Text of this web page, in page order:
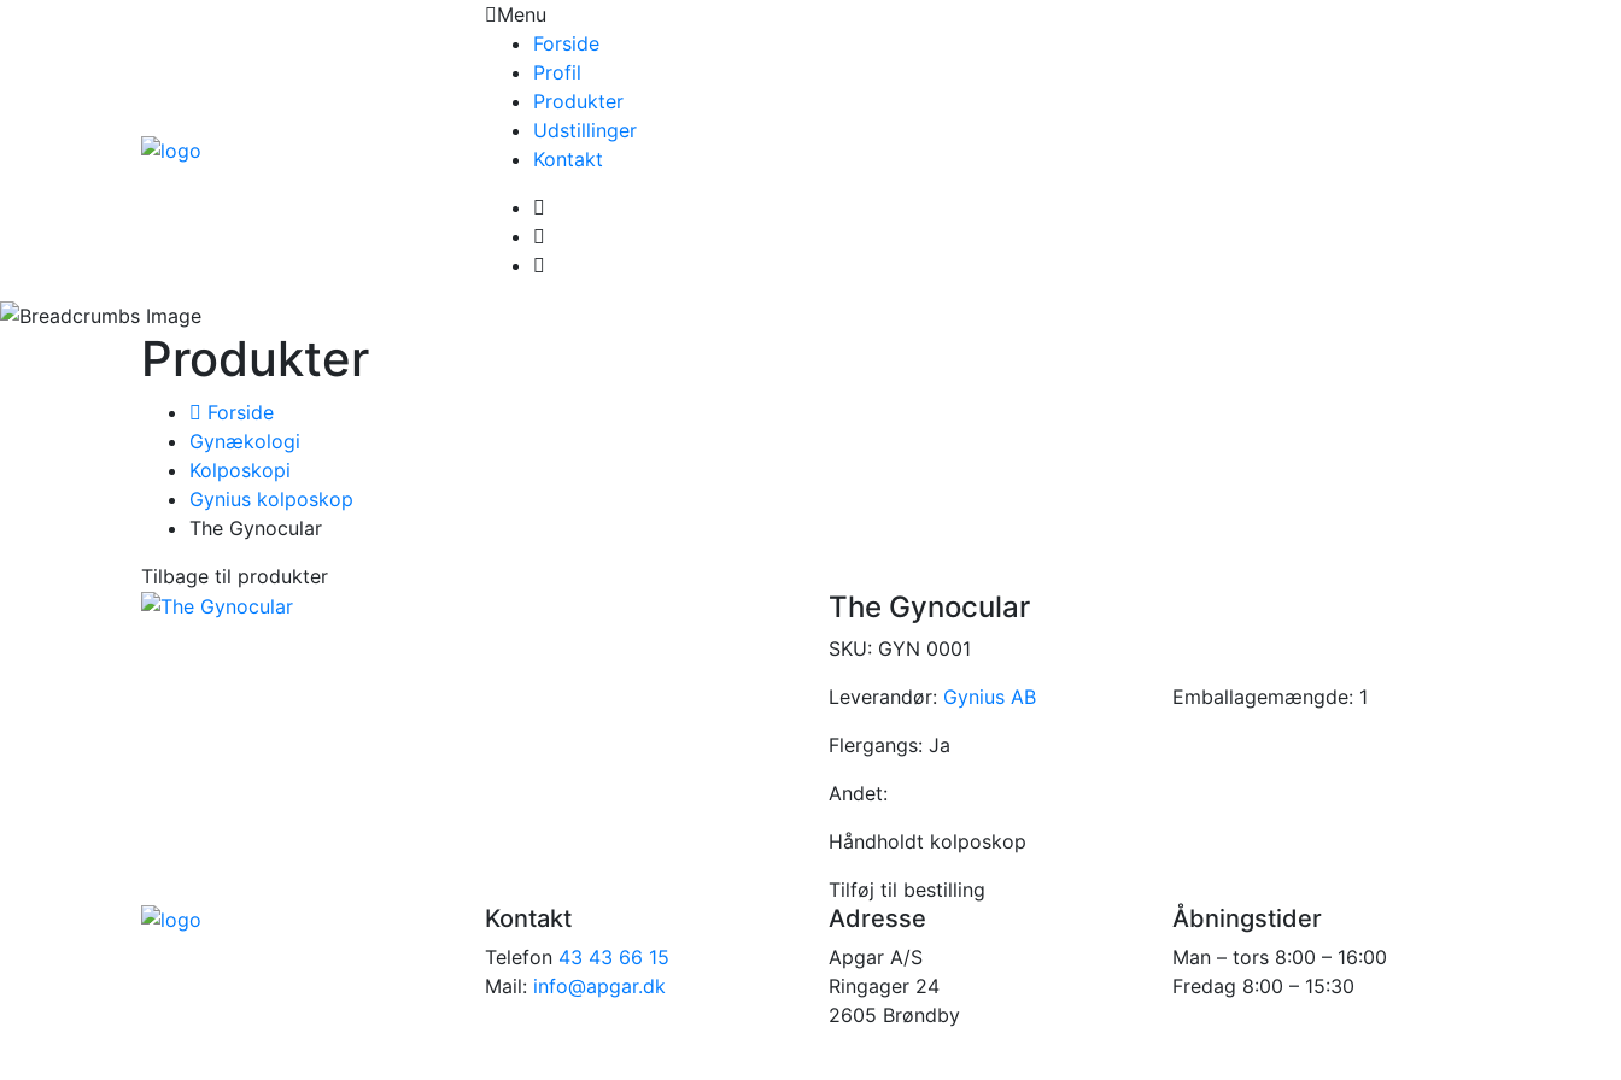
Menu
Forside
Profil
Produkter
Udstillinger
Kontakt
Produkter
Forside
Gynækologi
Kolposkopi
Gynius kolposkop
The Gynocular
Tilbage til produkter
The Gynocular
SKU: GYN 0001
Leverandør: Gynius AB Emballagemængde: 1
Flergangs: Ja
Andet:
Håndholdt kolposkop
Tilføj til bestilling
Kontakt
Telefon 43 43 66 15
Mail: info@apgar.dk
Adresse
Apgar A/S
Ringager 24
2605 Brøndby
Åbningstider
Man – tors 8:00 – 16:00
Fredag 8:00 – 15:30